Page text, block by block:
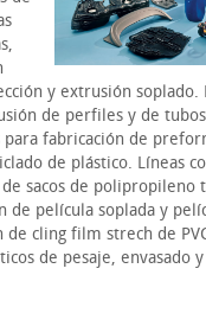
y extrusión soplado.
de perfiles y de
fabricación de
de plástico. Líneas
sacos de polipropileno
de película soplada y
de cling film strech de
de pesaje, envasado